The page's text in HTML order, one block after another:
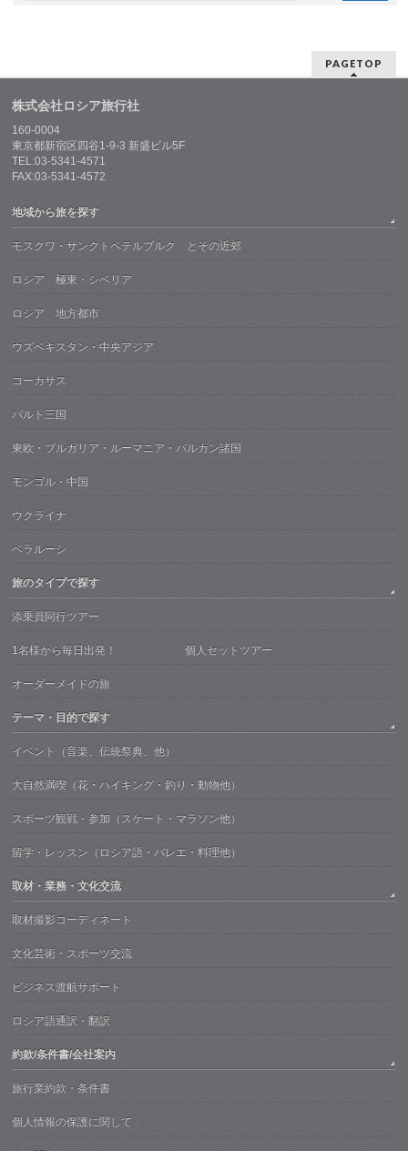
PAGETOP
株式会社ロシア旅行社
160-0004
東京都新宿区四谷1-9-3 新盛ビル5F
TEL:03-5341-4571
FAX:03-5341-4572
地域から旅を探す
モスクワ・サンクトペテルブルク とその近郊
ロシア 極東・シベリア
ロシア 地方都市
ウズベキスタン・中央アジア
コーカサス
バルト三国
東欧・ブルガリア・ルーマニア・バルカン諸国
モンゴル・中国
ウクライナ
ベラルーシ
旅のタイプで探す
添乗員同行ツアー
1名様から毎日出発！ 個人セットツアー
オーダーメイドの旅
テーマ・目的で探す
イベント（音楽、伝統祭典、他）
大自然満喫（花・ハイキング・釣り・動物他）
スポーツ観戦・参加（スケート・マラソン他）
留学・レッスン（ロシア語・バレエ・料理他）
取材・業務・文化交流
取材撮影コーディネート
文化芸術・スポーツ交流
ビジネス渡航サポート
ロシア語通訳・翻訳
約款/条件書/会社案内
旅行業約款・条件書
個人情報の保護に関して